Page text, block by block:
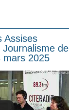
Assises
de
mars 2025